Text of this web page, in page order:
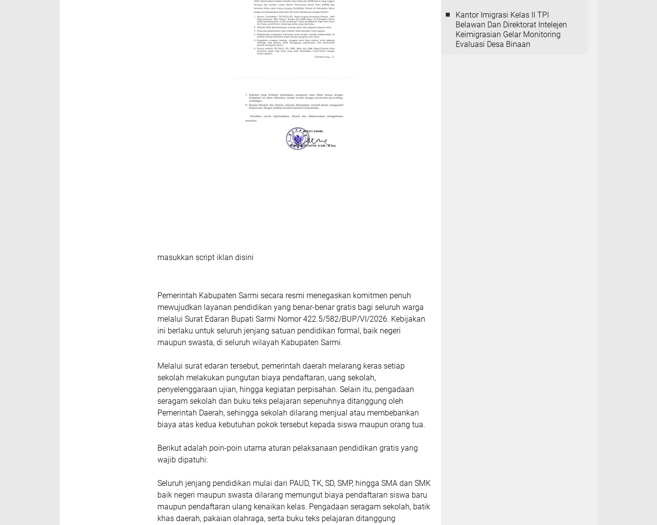
masukkan script iklan disini
Pemerintah Kabupaten Sarmi secara resmi menegaskan komitmen penuh
mewujudkan layanan pendidikan yang benar-benar gratis bagi seluruh warga
melalui Surat Edaran Bupati Sarmi Nomor 422.5/582/BUP/VI/2026. Kebijakan
ini berlaku untuk seluruh jenjang satuan pendidikan formal, baik negeri
maupun swasta, di seluruh wilayah Kabupaten Sarmi.
Melalui surat edaran tersebut, pemerintah daerah melarang keras setiap
sekolah melakukan pungutan biaya pendaftaran, uang sekolah,
penyelenggaraan ujian, hingga kegiatan perpisahan. Selain itu, pengadaan
seragam sekolah dan buku teks pelajaran sepenuhnya ditanggung oleh
Pemerintah Daerah, sehingga sekolah dilarang menjual atau membebankan
biaya atas kedua kebutuhan pokok tersebut kepada siswa maupun orang tua.
Berikut adalah poin-poin utama aturan pelaksanaan pendidikan gratis yang
wajib dipatuhi:
Seluruh jenjang pendidikan mulai dari PAUD, TK, SD, SMP, hingga SMA dan SMK
baik negeri maupun swasta dilarang memungut biaya pendaftaran siswa baru
maupun pendaftaran ulang kenaikan kelas. Pengadaan seragam sekolah, batik
khas daerah, pakaian olahraga, serta buku teks pelajaran ditanggung
Kantor Imigrasi Kelas II TPI
Belawan Dan Direktorat Intelejen
Keimigrasian Gelar Monitoring
Evaluasi Desa Binaan